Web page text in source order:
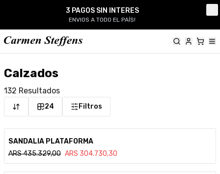
3 PAGOS SIN INTERES
ENVIOS A TODO EL PAÍS!
Calzados
132 Resultados
24 Filtros
SANDALIA PLATAFORMA
ARS435.329,00 ARS 304.730,30